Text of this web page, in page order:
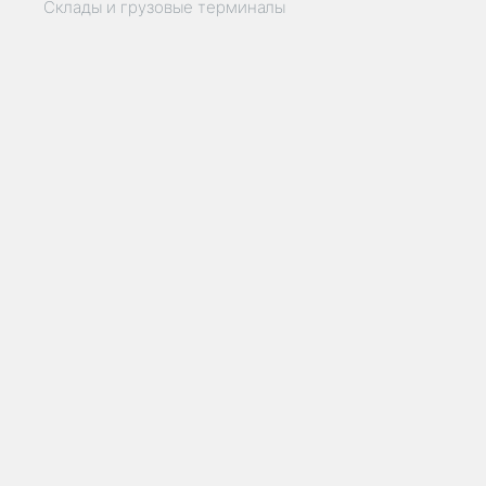
Склады и грузовые терминалы